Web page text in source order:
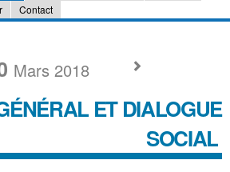
Contact
Mars 2018
ET DIALOGUE
SOCIAL